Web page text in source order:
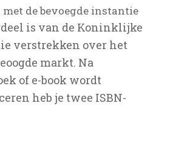
de bevoegde instantie
is van de Koninklijke
verstrekken over het
markt. Na
of e-book wordt
heb je twee ISBN-